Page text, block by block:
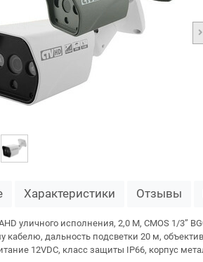
Характеристики Отзывы
уличного исполнения, 2,0 M, CMOS 1/3”
кабелю, дальность подсветки 20 м,
12VDC, класс защиты IP66, корпус